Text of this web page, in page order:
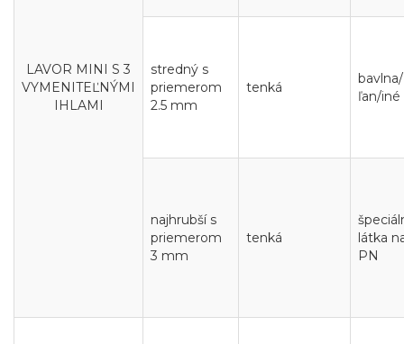
LAVOR MINI S 3
VYMENITEĽNÝMI
IHLAMI
stredný s
priemerom
2.5 mm
tenká
bavlna/
ľan/iné
najhrubší s
priemerom
3 mm
tenká
látka
PN